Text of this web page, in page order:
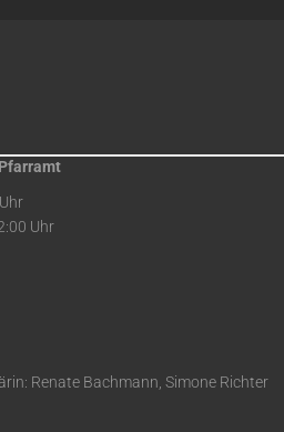
Pfarramt
Uhr
Renate Bachmann, Simone Richter